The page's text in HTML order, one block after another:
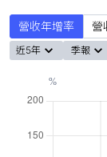
營收年增率 營
近5年 季報